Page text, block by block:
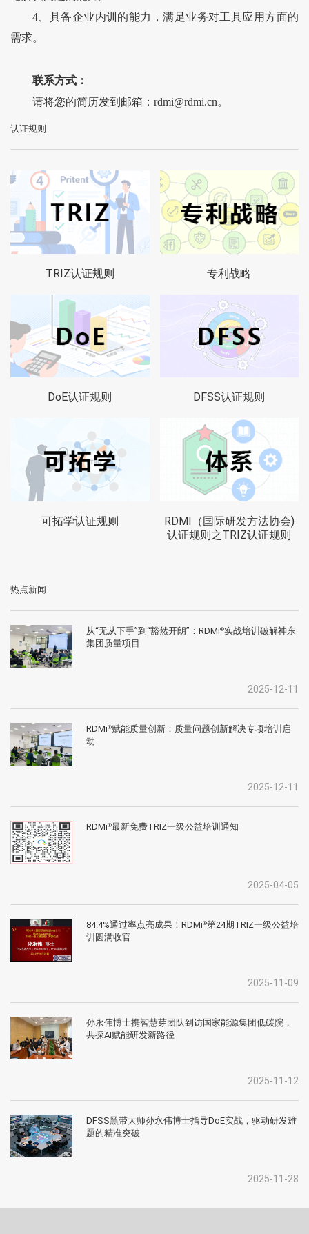
4、具备企业内训的能力，满足业务对工具应用方面的
需求。
联系方式：
请将您的简历发到邮箱：rdmi@rdmi.cn。
认证规则
TRIZ认证规则 专利战略
DoE认证规则 DFSS认证规则
可拓学认证规则
RDMI（国际研发方法协会)
认证规则之TRIZ认证规则
热点新闻
从“无从下手”到“豁然开朗”：RDMi®实战培训破解神东
集团质量项目
2025-12-11
RDMi®赋能质量创新：质量问题创新解决专项培训启
动
2025-12-11
RDMi®最新免费TRIZ一级公益培训通知
2025-04-05
84.4%通过率点亮成果！RDMi®第24期TRIZ一级公益培
训圆满收官
2025-11-09
孙永伟博士携智慧芽团队到访国家能源集团低碳院，
共探AI赋能研发新路径
2025-11-12
DFSS黑带大师孙永伟博士指导DoE实战，驱动研发难
题的精准突破
2025-11-28